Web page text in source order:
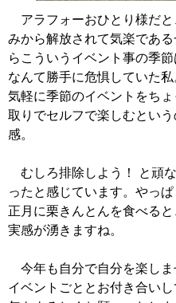
アラフォーおひとり様だと
みから解放されて気楽であ
らこういうイベント事の季
なんて勝手に危惧していた
気軽に季節のイベントをち
取りでセルフで楽しむとい
感。
むしろ排除しよう！ と頑
ったと感じています。やっ
正月に栗きんとんを食べる
実感が湧きますね。
今年も自分で自分を楽しま
イベントごととお付き合い